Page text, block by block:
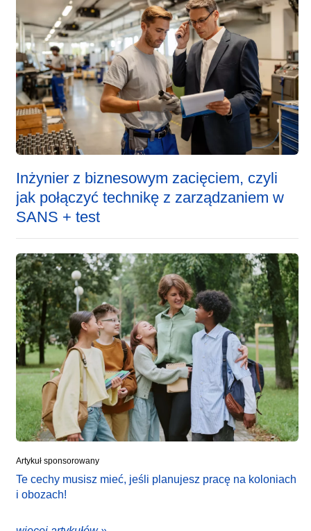
Inżynier z biznesowym zacięciem, czyli
jak połączyć technikę z zarządzaniem w
SANS + test
Artykuł sponsorowany
Te cechy musisz mieć, jeśli planujesz pracę na koloniach
i obozach!